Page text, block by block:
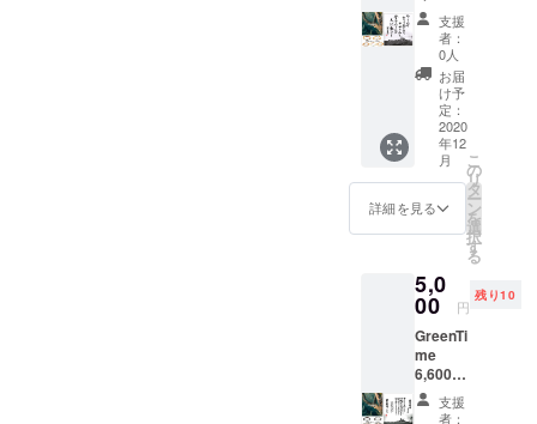
レット
のモ
チーフ
はどれ
が届く
かはお
楽しみ
に！
（モ
チーフ
のご指
ご了承
くださ
い。）
どれも
幸運を
モチー
フにし
た自然
相当ブ
レス
レット
(木目)ど
れか1本
+ 660
円相当
戦艦大
ショッ
プオリ
ジナル
クリア
ル
「やっ
てみ
せ・全
文」 ブ
レス
レット
のモ
支援
者：
0人
お届
け予
定：
2020
年12
月
詳細を見る
こ
の
リ
タ
ー
ン
を
選
択
す
る
5,0
00 円
残り10
GreenTi
me
6,600円
相当ブ
レス支援
者：